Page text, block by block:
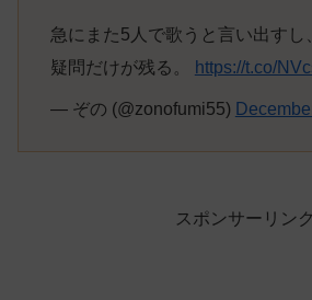
急にまた5人で歌うと言い出すし
疑問だけが残る。
https://t.co/
— ぞの (@zonofumi55)
スポンサーリンク